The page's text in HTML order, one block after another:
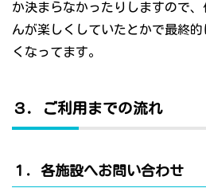
か決まらなかったりしますので
んが楽しくしていたとかで最終
くなってます。
３．ご利用までの流れ
１．各施設へお問い合わせ